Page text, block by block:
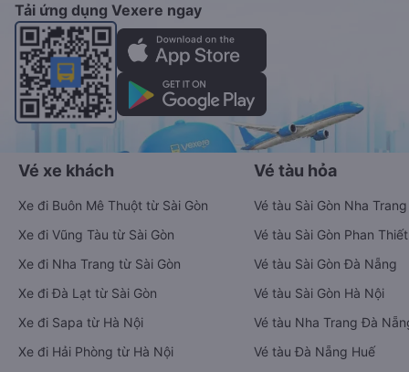
Tải ứng dụng Vexere ngay
Vé xe khách
Xe đi Buôn Mê Thuột từ Sài Gòn
Xe đi Vũng Tàu từ Sài Gòn
Xe đi Nha Trang từ Sài Gòn
Xe đi Đà Lạt từ Sài Gòn
Xe đi Sapa từ Hà Nội
Xe đi Hải Phòng từ Hà Nội
Vé tàu hỏa
Vé tàu Sài Gòn Nha Trang
Vé tàu Sài Gòn Phan Thiết
Vé tàu Sài Gòn Đà Nẵng
Vé tàu Sài Gòn Hà Nội
Vé tàu Nha Trang Đà
Vé tàu Đà Nẵng Huế